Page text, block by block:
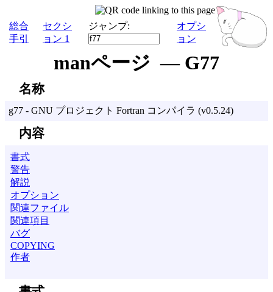
総合
手引
セクシ
ョン 1
ジャンプ:
オプシ
ョン
manページ — G77
名称
g77 - GNU プロジェクト Fortran コンパイラ (v0.5.24)
内容
書式
警告
解説
オプション
関連ファイル
関連項目
バグ
COPYING
作者